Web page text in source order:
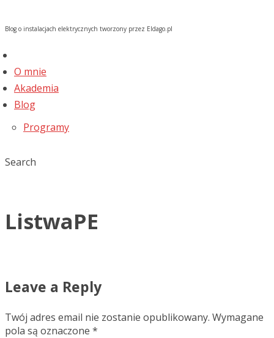
Blog o instalacjach elektrycznych tworzony przez Eldago.pl
O mnie
Akademia
Blog
Programy
Search
ListwaPE
Leave a Reply
Twój adres email nie zostanie opublikowany. Wymagane
pola są oznaczone *